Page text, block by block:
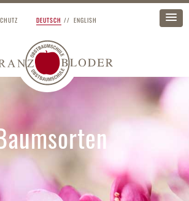
DEUTSCH ENGLISH